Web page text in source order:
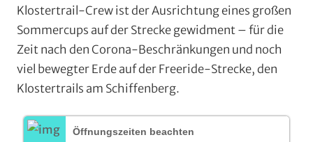
Klostertrail-Crew ist der Ausrichtung eines großen
Sommercups auf der Strecke gewidment – für die
Zeit nach den Corona-Beschränkungen und noch
viel bewegter Erde auf der Freeride-Strecke, den
Klostertrails am Schiffenberg.
Öffnungszeiten beachten